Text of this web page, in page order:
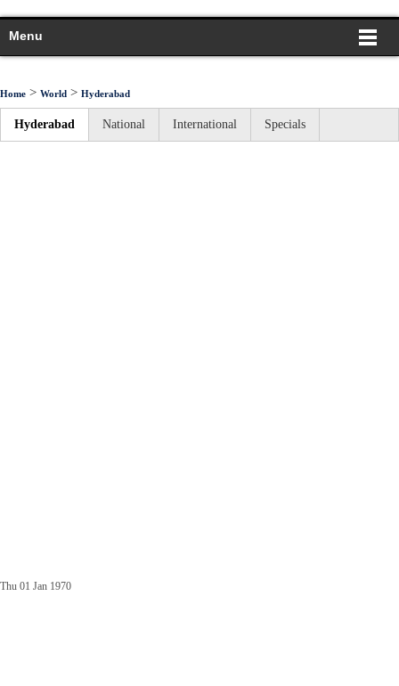
Menu
Home > World > Hyderabad
Hyderabad National International Specials
Thu 01 Jan 1970